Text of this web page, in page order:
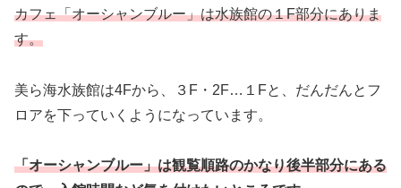
カフェ「オーシャンブルー」は水族館の１F部分にありま
す。
美ら海水族館は4Fから、３F・2F…１Fと、だんだんとフ
ロアを下っていくようになっています。
「オーシャンブルー」は観覧順路のかなり後半部分にある